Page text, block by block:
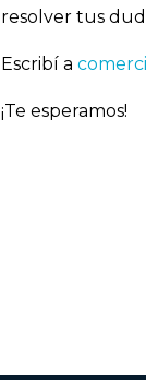
resolver tus
Escribí a
¡Te esperamos!